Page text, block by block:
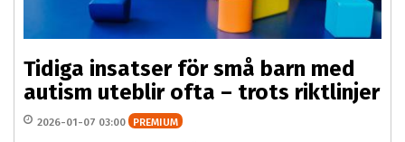
Tidiga insatser för små barn med
autism uteblir ofta – trots riktlinjer
2026-01-07 03:00 PREMIUM